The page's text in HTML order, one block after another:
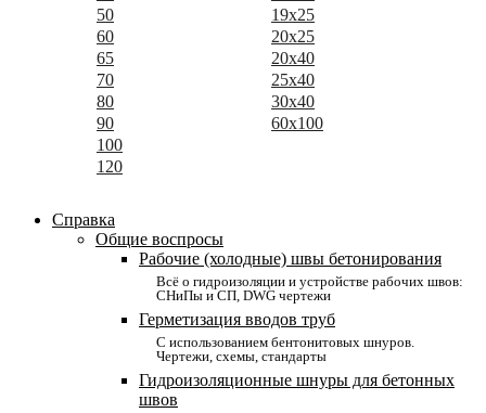
50
19x25
60
20x25
65
20x40
70
25x40
80
30x40
90
60x100
100
120
Справка
Общие воспросы
Рабочие (холодные) швы бетонирования
Всё о гидроизоляции и устройстве рабочих швов:
СНиПы и СП, DWG чертежи
Герметизация вводов труб
С использованием бентонитовых шнуров.
Чертежи, схемы, стандарты
Гидроизоляционные шнуры для бетонных
швов